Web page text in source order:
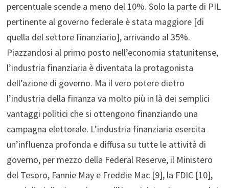
percentuale scende a meno del 10%. Solo la parte di PIL
pertinente al governo federale è stata maggiore [di
quella del settore finanziario], arrivando al 35%.
Piazzandosi al primo posto nell’economia statunitense,
l’industria finanziaria è diventata la protagonista
dell’azione di governo. Ma il vero potere dietro
l’industria della finanza va molto più in là dei semplici
vantaggi politici che si ottengono finanziando una
campagna elettorale. L’industria finanziaria esercita
un’influenza profonda e diffusa su tutte le attività di
governo, per mezzo della Federal Reserve, il Ministero
del Tesoro, Fannie May e Freddie Mac [9], la FDIC [10],